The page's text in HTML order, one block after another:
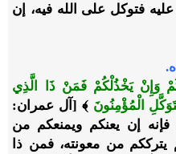
فتوكل على الله فيه، إن
وَإِنْ يَخْذُلْكُمْ فَمَنْ ذَا الَّذِي
الْمُؤْمِنُونَ ﴾ [آل عمران:
فإنه إن يعنكم ويمنعكم من
يترككم من معونته، فمن ذا